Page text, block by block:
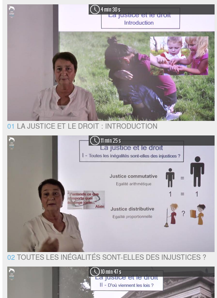
4 min 30 s
01 LA JUSTICE ET LE DROIT : INTRODUCTION
11 min 25 s
02 TOUTES LES INÉGALITÉS SONT-ELLES DES INJUSTICES ?
10 min 47 s